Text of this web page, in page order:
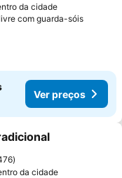
da cidade
com guarda-sóisVer
Ver preços
aos favoritos
da cidade